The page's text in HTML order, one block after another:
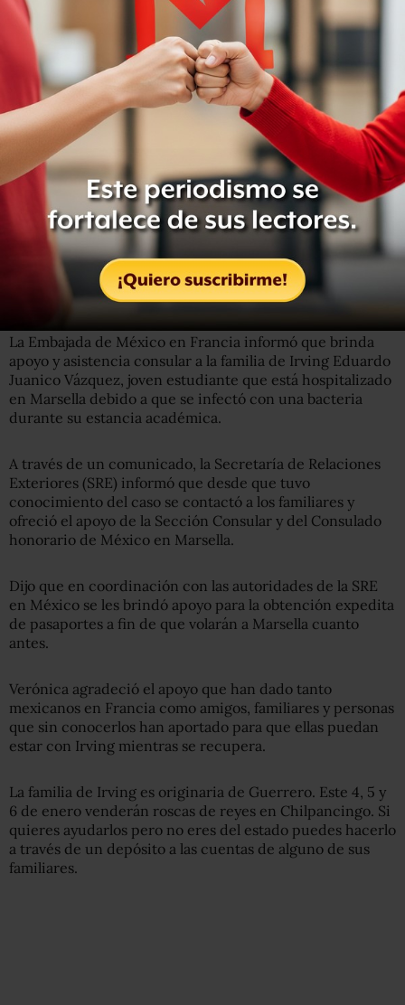
relató Verónica.
Explicó que actualmente ella y su madre se hospedan en
un cuarto en un departamento en Marsella, pero el 6 de
enero deberán abandonarlo y buscar otro. Añadió que lo
más caro es comer, por lo que lo mejor es estar en un
lugar en donde puedan cocinar sus alimentos.
Comunicarse con los médicos y la gente también es
complicado. Hasta este fin de semana una amiga de
Irving las ayudaba con la traducción “pero ella ya vuelve a
clases el lunes”.
Otra persona de la Asociación de Mexicanos en Marsella
las ayudará con la traducción.
La Embajada de México en Francia informó que brinda
apoyo y asistencia consular a la familia de Irving Eduardo
Juanico Vázquez, joven estudiante que está hospitalizado
en Marsella debido a que se infectó con una bacteria
durante su estancia académica.
A través de un comunicado, la Secretaría de Relaciones
Exteriores (SRE) informó que desde que tuvo
conocimiento del caso se contactó a los familiares y
ofreció el apoyo de la Sección Consular y del Consulado
honorario de México en Marsella.
Dijo que en coordinación con las autoridades de la SRE
en México se les brindó apoyo para la obtención expedita
de pasaportes a fin de que volarán a Marsella cuanto
antes.
Verónica agradeció el apoyo que han dado tanto
mexicanos en Francia como amigos, familiares y personas
que sin conocerlos han aportado para que ellas puedan
estar con Irving mientras se recupera.
La familia de Irving es originaria de Guerrero. Este 4, 5 y
6 de enero venderán roscas de reyes en Chilpancingo. Si
quieres ayudarlos pero no eres del estado puedes hacerlo
a través de un depósito a las cuentas de alguno de sus
familiares.